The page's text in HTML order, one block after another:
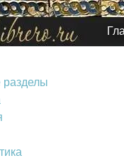
разделы